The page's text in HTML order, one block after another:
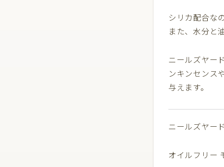
シリカ配合な
また、水分と
ニールズヤー
ンキンセンス
与えます。
ニールズヤー
オイルフリー